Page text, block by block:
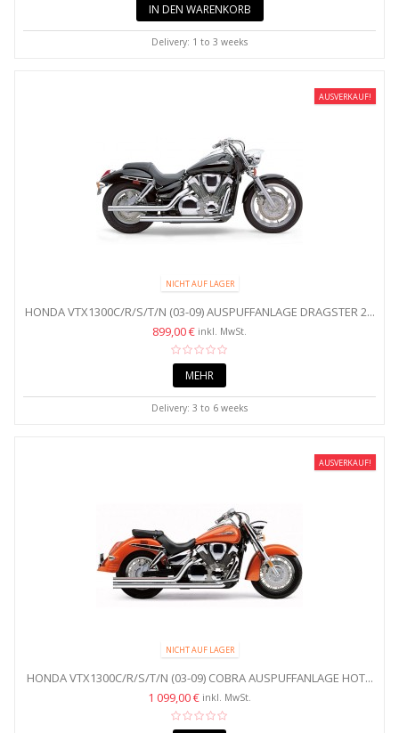
IN DEN WARENKORB
Delivery: 1 to 3 weeks
AUSVERKAUF!
NICHT AUF LAGER
HONDA VTX1300C/R/S/T/N (03-09) AUSPUFFANLAGE DRAGSTER 2...
899,00 € inkl. MwSt.
MEHR
Delivery: 3 to 6 weeks
AUSVERKAUF!
NICHT AUF LAGER
HONDA VTX1300C/R/S/T/N (03-09) COBRA AUSPUFFANLAGE HOT...
1 099,00 € inkl. MwSt.